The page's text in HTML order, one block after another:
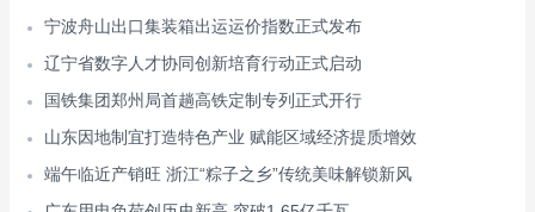
宁波舟山出口集装箱出运运价指数正式发布
辽宁省数字人才协同创新培育行动正式启动
国铁集团郑州局首趟高铁定制专列正式开行
山东因地制宜打造特色产业 赋能区域经济提质增效
端午临近产销旺 浙江“粽子之乡”传统美味解锁新风